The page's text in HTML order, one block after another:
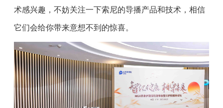
术感兴趣，不妨关注一下索尼的导播产品和技术，相信
它们会给你带来意想不到的惊喜。